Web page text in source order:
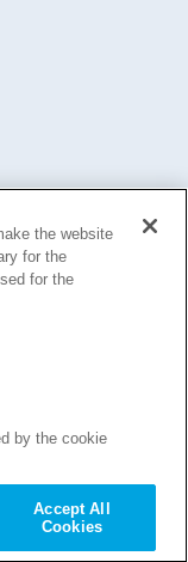
Inc.
the website
for the
for the
by the cookie
Accept All
Cookies